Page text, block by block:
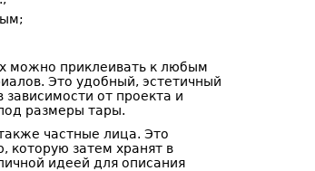
можно приклеивать к любым
Это удобный, эстетичный
от проекта и
размеры тары.
частные лица. Это
которую затем хранят в
идеей для описания